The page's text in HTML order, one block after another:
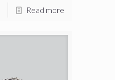
Read more